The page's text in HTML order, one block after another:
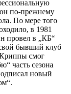
по-прежнему
По мере того
в 1981
провел в „КБ“
бывший клуб
смог
часть сезона
новый